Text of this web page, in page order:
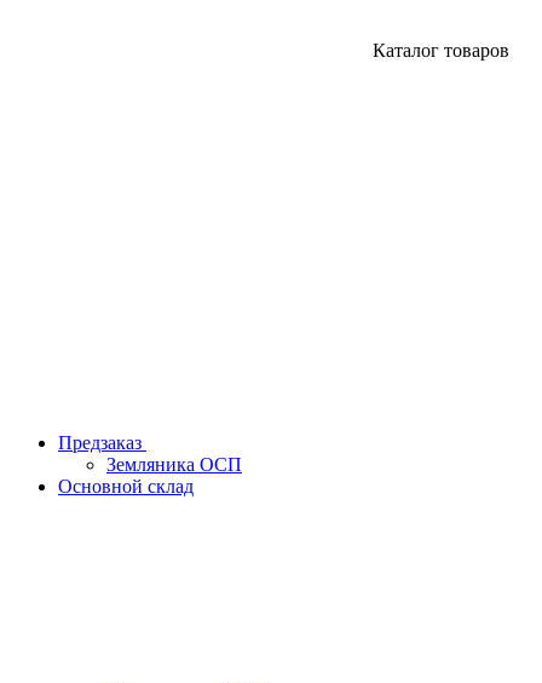
Каталог товаров
Предзаказ
Земляника ОСП
Основной склад